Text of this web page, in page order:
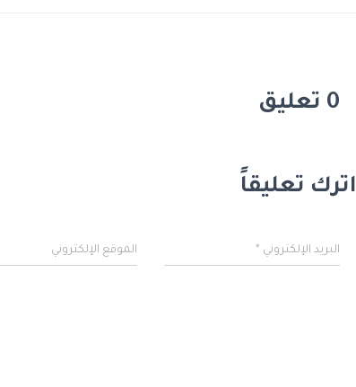
0 تعليق
اترك تعليقاً
البريد الإلكتروني * الموقع الإلكتروني